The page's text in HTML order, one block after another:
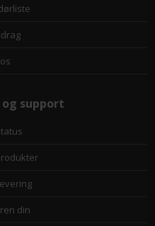
support
din